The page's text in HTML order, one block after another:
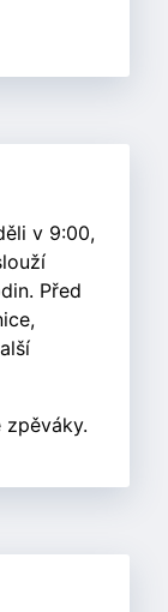
v 9:00,
Před
zpěváky.